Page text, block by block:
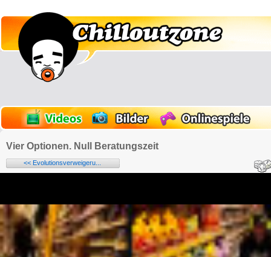
Vier Optionen. Null Beratungszeit
<< Evolutionsverweigeru...